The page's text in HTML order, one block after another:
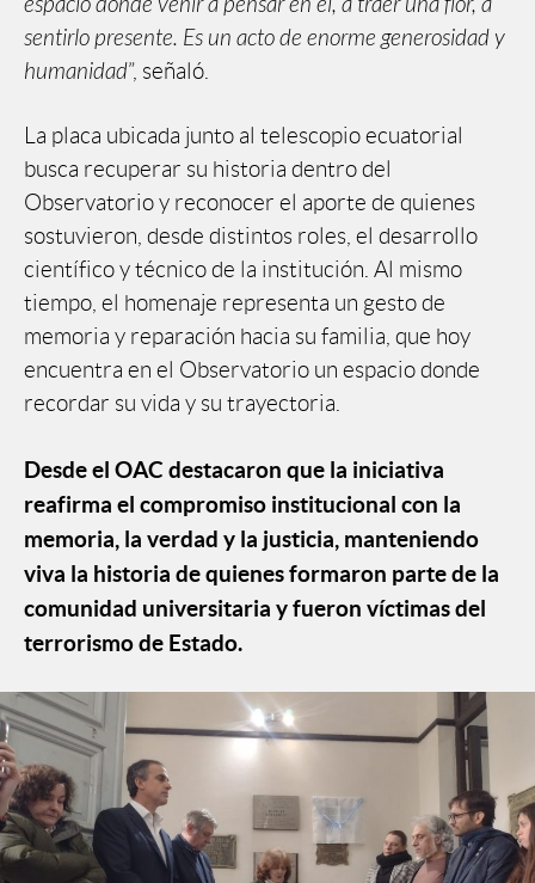
sentirlo presente. Es un acto de enorme generosidad y
humanidad”, señaló.
La placa ubicada junto al telescopio ecuatorial
busca recuperar su historia dentro del
Observatorio y reconocer el aporte de quienes
sostuvieron, desde distintos roles, el desarrollo
científico y técnico de la institución. Al mismo
tiempo, el homenaje representa un gesto de
memoria y reparación hacia su familia, que hoy
encuentra en el Observatorio un espacio donde
recordar su vida y su trayectoria.
Desde el OAC destacaron que la iniciativa
reafirma el compromiso institucional con la
memoria, la verdad y la justicia, manteniendo
viva la historia de quienes formaron parte de la
comunidad universitaria y fueron víctimas del
terrorismo de Estado.